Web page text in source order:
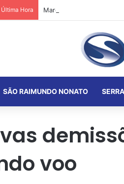
Hora
SÃO RAIMUNDO NONATO
voo